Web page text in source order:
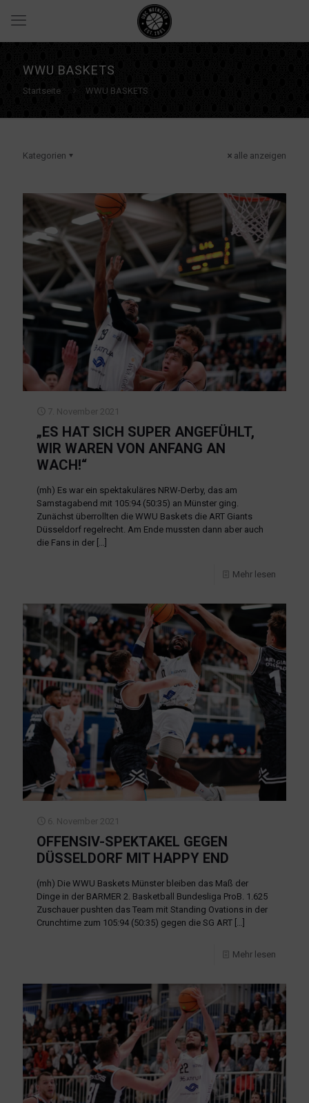
WWU BASKETS
Startseite WWU BASKETS
Kategorien alle anzeigen
7. November 2021
„ES HAT SICH SUPER ANGEFÜHLT,
WIR WAREN VON ANFANG AN
WACH!“
(mh) Es war ein spektakuläres NRW-Derby, das am
Samstagabend mit 105:94 (50:35) an Münster ging.
Zunächst überrollten die WWU Baskets die ART Giants
Düsseldorf regelrecht. Am Ende mussten dann aber auch
die Fans in der […]
Mehr lesen
6. November 2021
OFFENSIV-SPEKTAKEL GEGEN
DÜSSELDORF MIT HAPPY END
(mh) Die WWU Baskets Münster bleiben das Maß der
Dinge in der BARMER 2. Basketball Bundesliga ProB. 1.625
Zuschauer pushten das Team mit Standing Ovations in der
Crunchtime zum 105:94 (50:35) gegen die SG ART […]
Mehr lesen